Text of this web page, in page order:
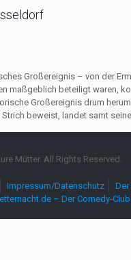
Großereignis – von der
maßgeblich beteiligt waren,
Großereignis drum
beweist, landet samt
Mütter. All Rights Reserved.
Impressum/Datenschutz
– Der Comedy-Club